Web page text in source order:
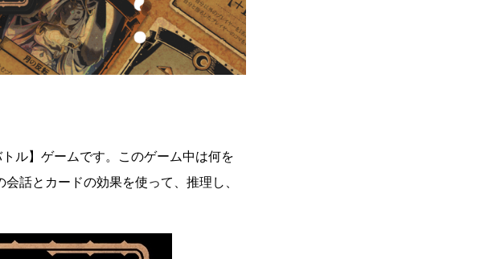
ル】ゲームです。このゲーム中は何を
話とカードの効果を使って、推理し、